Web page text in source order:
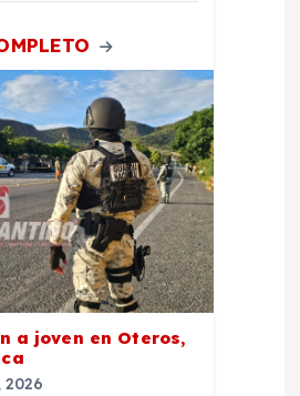
a joven en Oteros,